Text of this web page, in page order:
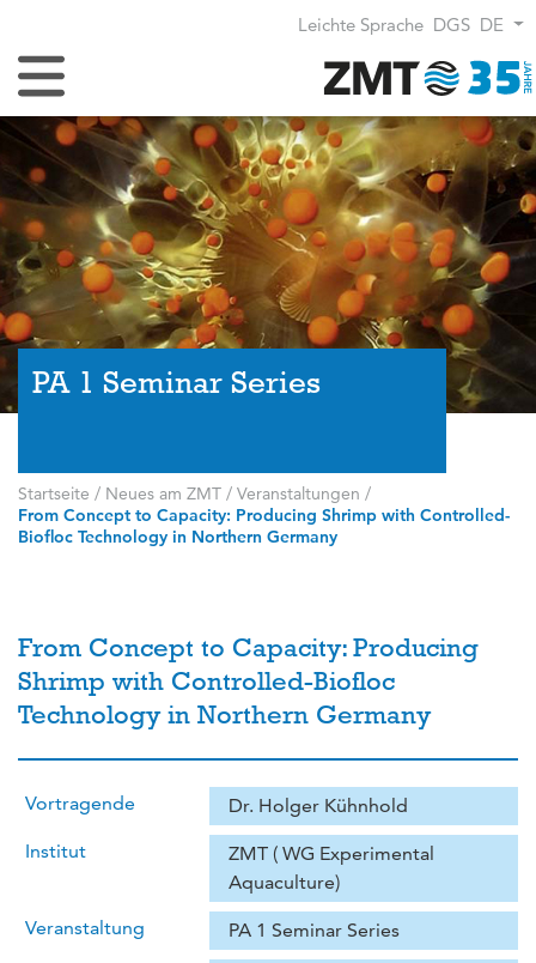
Leichte Sprache DGS DE
Navigation umschalten
PA 1 Seminar Series
Startseite / Neues am ZMT / Veranstaltungen /
From Concept to Capacity: Producing Shrimp with Controlled-
Biofloc Technology in Northern Germany
From Concept to Capacity: Producing
Shrimp with Controlled-Biofloc
Technology in Northern Germany
Vortragende
Dr. Holger Kühnhold
Institut
ZMT ( WG Experimental
Aquaculture)
Veranstaltung
PA 1 Seminar Series